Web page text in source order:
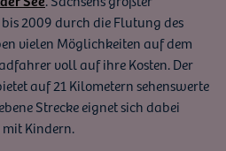
2009 durch die Flutung des
vielen Möglichkeiten auf dem
voll auf ihre Kosten. Der
auf 21 Kilometern sehenswerte
Strecke eignet sich dabei
Kindern.